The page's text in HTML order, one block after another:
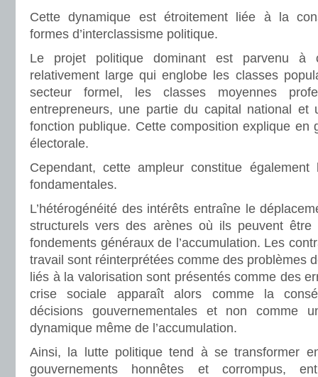
Cette dynamique est étroitement liée à la
formes d’interclassisme politique.
Le projet politique dominant est parvenu à
relativement large qui englobe les classes
secteur formel, les classes moyennes
entrepreneurs, une partie du capital national et
fonction publique. Cette composition explique en
électorale.
Cependant, cette ampleur constitue également
fondamentales.
L’hétérogénéité des intérêts entraîne le
structurels vers des arènes où ils peuvent
fondements généraux de l’accumulation. Les
travail sont réinterprétées comme des problèmes
liés à la valorisation sont présentés comme des
crise sociale apparaît alors comme la
décisions gouvernementales et non comme
dynamique même de l’accumulation.
Ainsi, la lutte politique tend à se transformer
gouvernements honnêtes et corrompus,